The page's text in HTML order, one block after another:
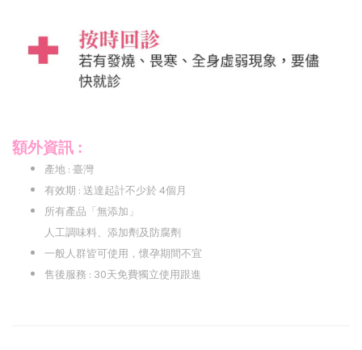
額外資訊 :
產地 : 臺灣
有效期 : 送達起計不少於 4個月
所有產品「無添加」
人工調味料、添加劑及防腐劑
一般人群皆可使用，懷孕期間不宜
售後服務 : 30天免費獨立使用跟進